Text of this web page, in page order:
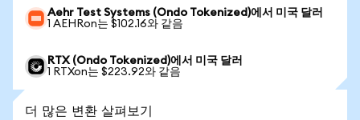
Aehr Test Systems (Ondo Tokenized)에서 미국 달러
1 AEHRon는 $102.16와 같음
RTX (Ondo Tokenized)에서 미국 달러
1 RTXon는 $223.92와 같음
더 많은 변환 살펴보기